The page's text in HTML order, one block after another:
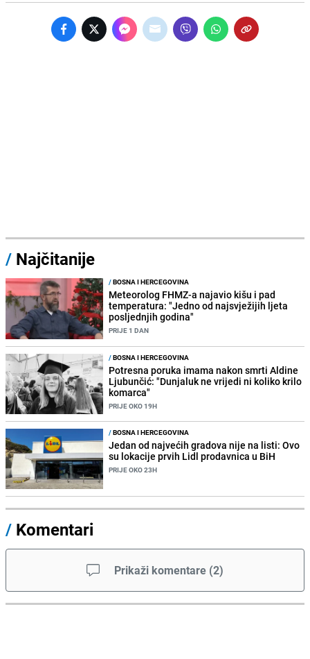
/ Najčitanije
/BOSNA I HERCEGOVINA
Meteorolog FHMZ-a najavio kišu i pad
temperatura: "Jedno od najsvježijih ljeta
posljednjih godina"
PRIJE 1 DAN
/BOSNA I HERCEGOVINA
Potresna poruka imama nakon smrti Aldine
Ljubunčić: "Dunjaluk ne vrijedi ni koliko krilo
komarca"
PRIJE OKO 19H
/BOSNA I HERCEGOVINA
Jedan od najvećih gradova nije na listi: Ovo
su lokacije prvih Lidl prodavnica u BiH
PRIJE OKO 23H
/ Komentari
Prikaži komentare (2)